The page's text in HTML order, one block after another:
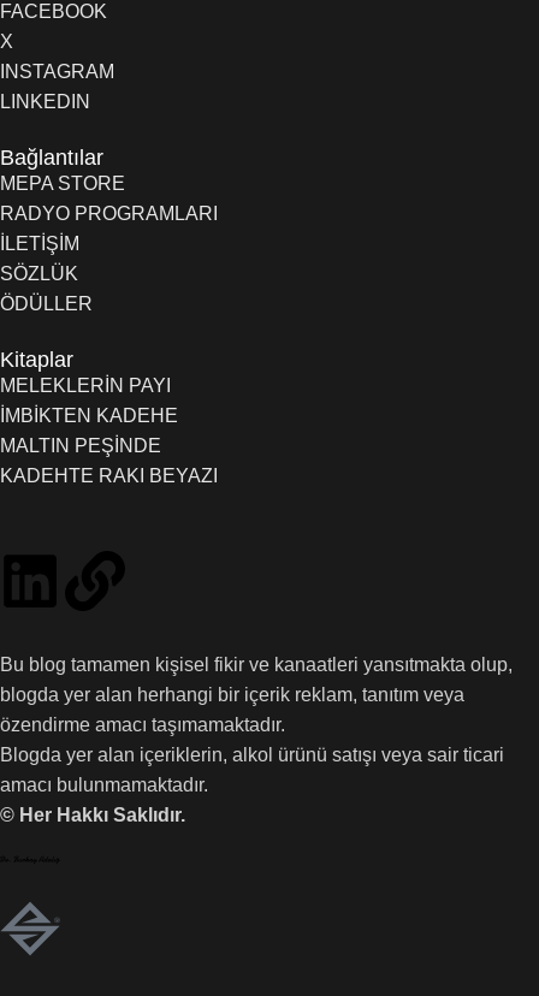
FACEBOOK
X
INSTAGRAM
LINKEDIN
Bağlantılar
MEPA STORE
RADYO PROGRAMLARI
İLETİŞİM
SÖZLÜK
ÖDÜLLER
Kitaplar
MELEKLERİN PAYI
İMBİKTEN KADEHE
MALTIN PEŞİNDE
KADEHTE RAKI BEYAZI
Bu blog tamamen kişisel fikir ve kanaatleri yansıtmakta olup,
blogda yer alan herhangi bir içerik reklam, tanıtım veya
özendirme amacı taşımamaktadır.
Blogda yer alan içeriklerin, alkol ürünü satışı veya sair ticari
amacı bulunmamaktadır.
© Her Hakkı Saklıdır.